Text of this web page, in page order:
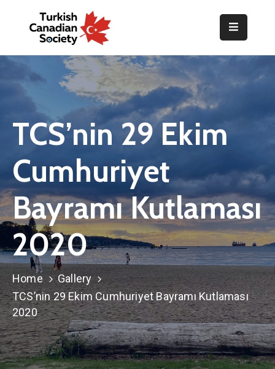
Home
Organization
Gallery
Announcements
Resources
TOPLUM
Activities
TCS
Store
Contact
Support
Us
TCS’nin 29 Ekim
Cumhuriyet
Bayramı Kutlaması
2020
Home
Gallery
TCS’nin 29 Ekim Cumhuriyet Bayramı Kutlaması
2020